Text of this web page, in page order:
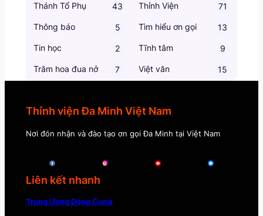
Thánh Tổ Phụ 43 Thỉnh Viện 71
Thông báo 5 Tìm hiểu ơn gọi 13
Tin học 2 Tĩnh tâm 9
Trăm hoa đua nở 7 Việt văn 15
Thỉnh viện Đa Minh Việt Nam
Nơi đón nhận và đào tạo ơn gọi Đa Minh tại Việt Nam
Liên kết nhanh
Trung Ương Dòng Curia